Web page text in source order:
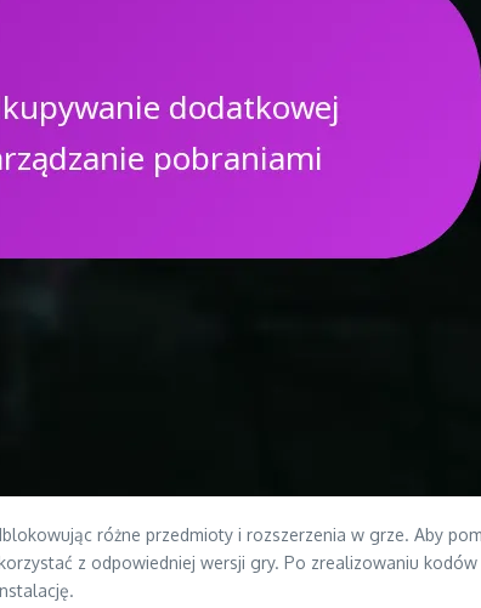
różne przedmioty i rozszerzenia w grze. Aby
z odpowiedniej wersji gry. Po zrealizowaniu kodów